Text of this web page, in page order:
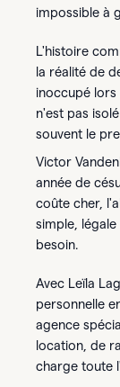
impossible à
L'histoire
la réalité de
inoccupé lors
n'est pas
souvent le
Victor
année de
coûte cher,
simple,
besoin.
Avec Leïla
personnelle
agence
location, de
charge toute